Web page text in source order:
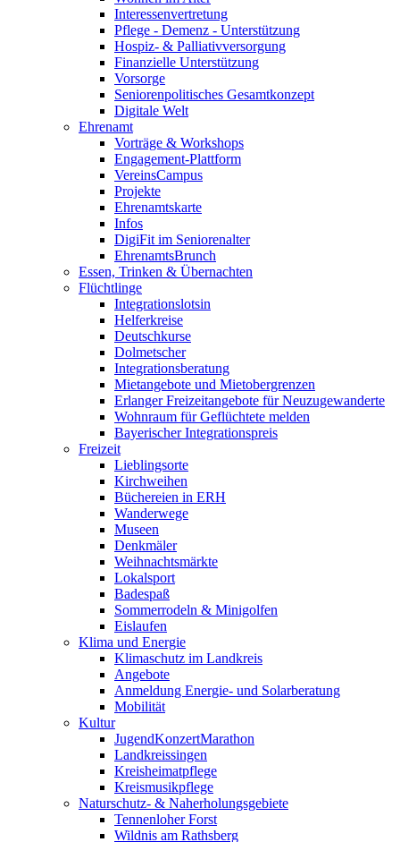
Interessenvertretung
Pflege - Demenz - Unterstützung
Hospiz- & Palliativversorgung
Finanzielle Unterstützung
Vorsorge
Seniorenpolitisches Gesamtkonzept
Digitale Welt
Ehrenamt
Vorträge & Workshops
Engagement-Plattform
VereinsCampus
Projekte
Ehrenamtskarte
Infos
DigiFit im Seniorenalter
EhrenamtsBrunch
Essen, Trinken & Übernachten
Flüchtlinge
Integrationslotsin
Helferkreise
Deutschkurse
Dolmetscher
Integrationsberatung
Mietangebote und Mietobergrenzen
Erlanger Freizeitangebote für Neuzugewanderte
Wohnraum für Geflüchtete melden
Bayerischer Integrationspreis
Freizeit
Lieblingsorte
Kirchweihen
Büchereien in ERH
Wanderwege
Museen
Denkmäler
Weihnachtsmärkte
Lokalsport
Badespaß
Sommerrodeln & Minigolfen
Eislaufen
Klima und Energie
Klimaschutz im Landkreis
Angebote
Anmeldung Energie- und Solarberatung
Mobilität
Kultur
JugendKonzertMarathon
Landkreissingen
Kreisheimatpflege
Kreismusikpflege
Naturschutz- & Naherholungsgebiete
Tennenloher Forst
Wildnis am Rathsberg